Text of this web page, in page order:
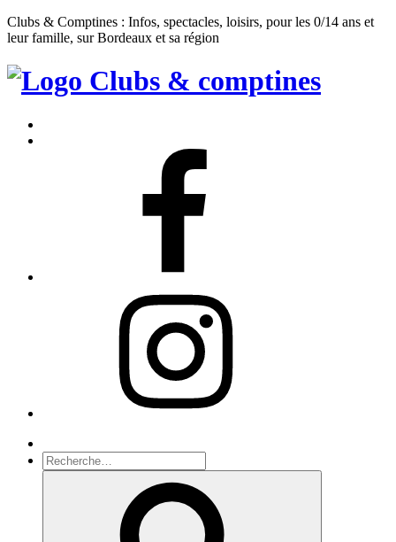
Clubs & Comptines : Infos, spectacles, loisirs, pour les 0/14 ans et
leur famille, sur Bordeaux et sa région
Clubs
Comptines
Recherche
pour